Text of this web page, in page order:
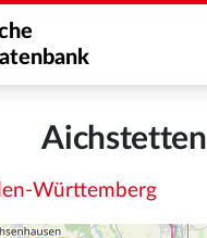
Aichstetten
Württemberg